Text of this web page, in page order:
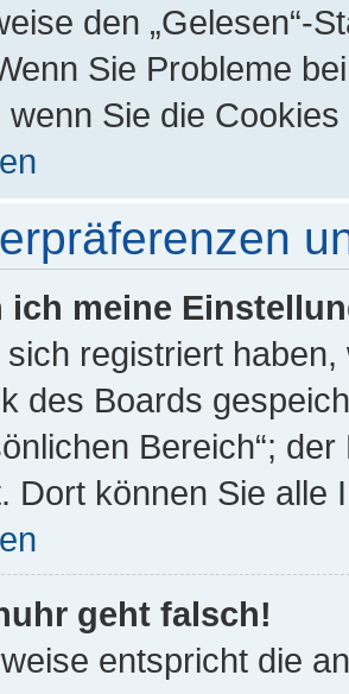
den „Gelesen“-
Sie Probleme
wenn Sie die
ich meine
registriert
des Boards
Bereich“;
Dort können Sie alle
geht falsch!
entspricht die